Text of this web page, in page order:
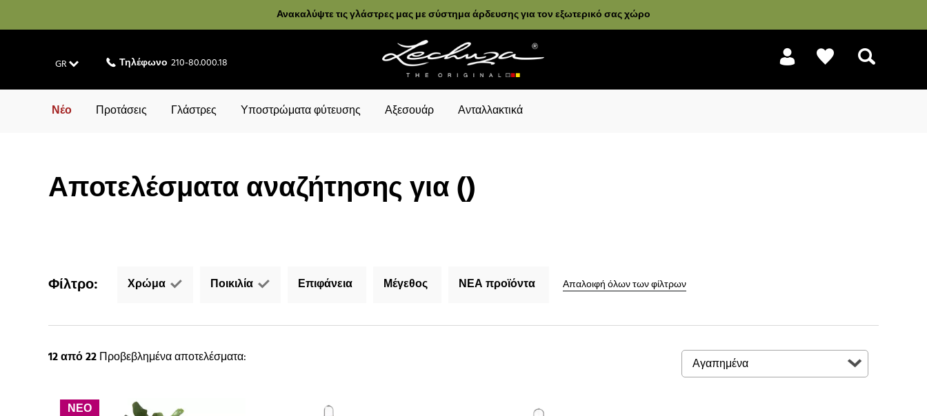
Ανακαλύψτε τις γλάστρες μας με σύστημα άρδευσης για τον εξωτερικό σας χώρο
GR Τηλέφωνο 210-80.000.18
Νέο Προτάσεις Γλάστρες Υποστρώματα φύτευσης Αξεσουάρ Ανταλλακτικά
Αποτελέσματα αναζήτησης για ()
Φίλτρο: Χρώμα Ποικιλία Επιφάνεια Μέγεθος ΝΕΑ προϊόντα Απαλοιφή όλων των φίλτρων
12από 22Προβεβλημένα αποτελέσματα:
ΝΕΟ